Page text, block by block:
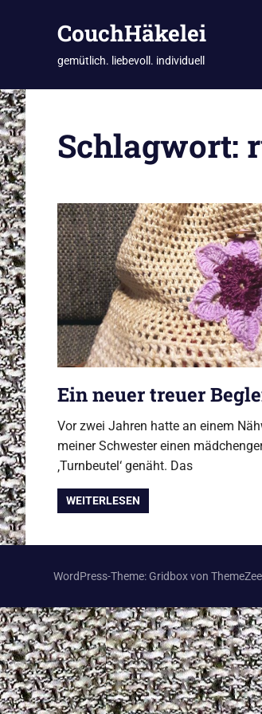
Zum
Inhalt
springen
CouchHäkelei
gemütlich. liebevoll. individuell
Schlagwort:
Ein neuer treuer
Vor zwei Jahren hatte an einem
meiner Schwester einen
‚Turnbeutel‘ genäht. Das
WEITERLESEN
WordPress-Theme: Gridbox von